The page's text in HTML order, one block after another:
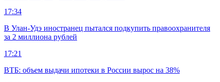
17:34
В Улан-Удэ иностранец пытался подкупить правоохранителя
за 2 миллиона рублей
17:21
ВТБ: объем выдачи ипотеки в России вырос на 38%